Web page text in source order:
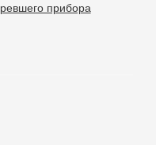
прибора